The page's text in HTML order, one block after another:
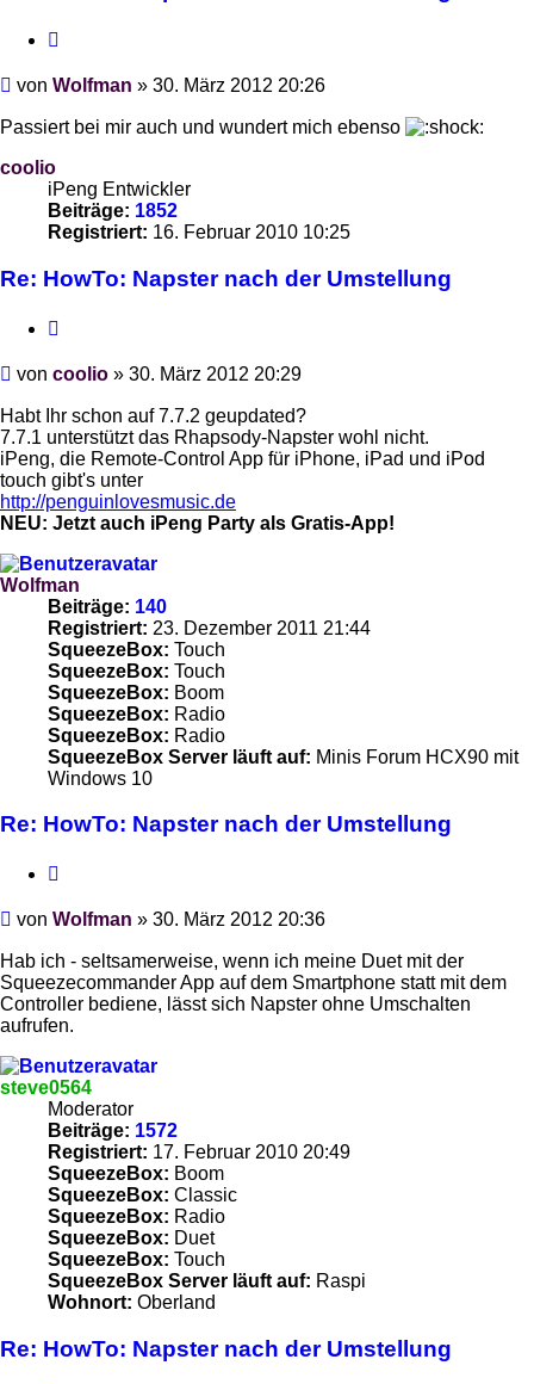
Beitrag
von Wolfman » 30. März 2012 20:26
Passiert bei mir auch und wundert mich ebenso
coolio
iPeng Entwickler
Beiträge: 1852
Registriert: 16. Februar 2010 10:25
Re: HowTo: Napster nach der Umstellung
Beitrag
von coolio » 30. März 2012 20:29
Habt Ihr schon auf 7.7.2 geupdated?
7.7.1 unterstützt das Rhapsody-Napster wohl nicht.
iPeng, die Remote-Control App für iPhone, iPad und iPod
touch gibt's unter
http://penguinlovesmusic.de
NEU: Jetzt auch iPeng Party als Gratis-App!
Wolfman
Beiträge: 140
Registriert: 23. Dezember 2011 21:44
SqueezeBox: Touch
SqueezeBox: Touch
SqueezeBox: Boom
SqueezeBox: Radio
SqueezeBox: Radio
SqueezeBox Server läuft auf: Minis Forum HCX90 mit
Windows 10
Re: HowTo: Napster nach der Umstellung
Beitrag
von Wolfman » 30. März 2012 20:36
Hab ich - seltsamerweise, wenn ich meine Duet mit der
Squeezecommander App auf dem Smartphone statt mit dem
Controller bediene, lässt sich Napster ohne Umschalten
aufrufen.
steve0564
Moderator
Beiträge: 1572
Registriert: 17. Februar 2010 20:49
SqueezeBox: Boom
SqueezeBox: Classic
SqueezeBox: Radio
SqueezeBox: Duet
SqueezeBox: Touch
SqueezeBox Server läuft auf: Raspi
Wohnort: Oberland
Re: HowTo: Napster nach der Umstellung